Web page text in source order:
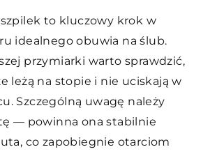
to kluczowy krok w
idealnego obuwia na ślub.
przymiarki warto sprawdzić,
leżą na stopie i nie uciskają w
Szczególną uwagę należy
— powinna ona stabilnie
co zapobiegnie otarciom